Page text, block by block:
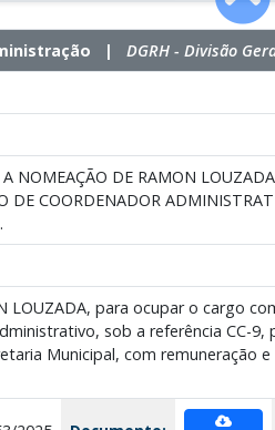
| DGRH - Divisão
A NOMEAÇÃO DE RAMON
DE COORDENADOR
LOUZADA, para ocupar o cargo
sob a referência CC-9,
Municipal, com remuneração